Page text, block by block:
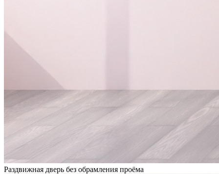
Раздвижная дверь без обрамления проёма